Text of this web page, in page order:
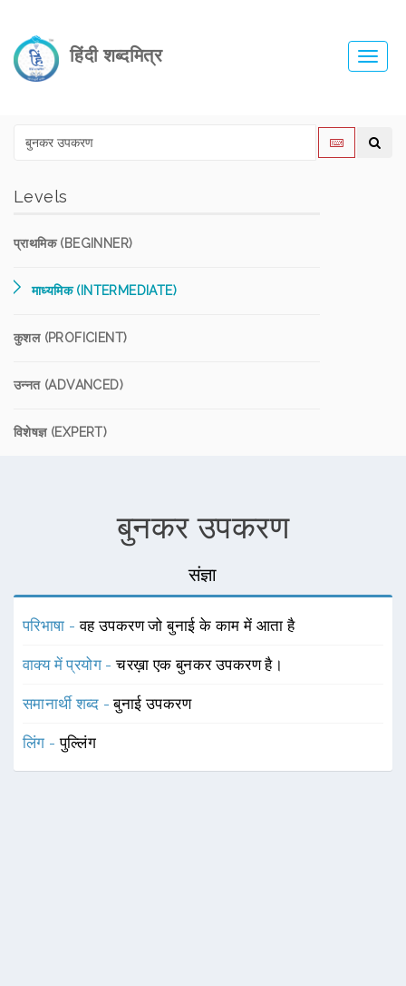
हिंदी शब्दमित्र
Levels
प्राथमिक (BEGINNER)
माध्यमिक (INTERMEDIATE)
कुशल (PROFICIENT)
उन्नत (ADVANCED)
विशेषज्ञ (EXPERT)
बुनकर उपकरण
संज्ञा
परिभाषा -वह उपकरण जो बुनाई के काम में आता है
वाक्य में प्रयोग -चरख़ा एक बुनकर उपकरण है।
समानार्थी शब्द -बुनाई उपकरण
लिंग -पुल्लिंग